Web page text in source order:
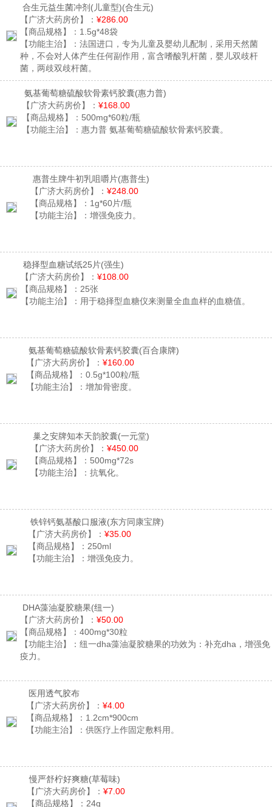
合生元益生菌冲剂(儿童型)(合生元)
【广济大药房价】： ¥286.00
【商品规格】： 1.5g*48袋
【功能主治】： 法国进口，专为儿童及婴幼儿配制，采用天然菌
种，不会对人体产生任何副作用，富含嗜酸乳杆菌，婴儿双歧杆
菌，两歧双歧杆菌。
氨基葡萄糖硫酸软骨素钙胶囊(惠力普)
【广济大药房价】： ¥168.00
【商品规格】： 500mg*60粒/瓶
【功能主治】： 惠力普 氨基葡萄糖硫酸软骨素钙胶囊。
惠普生牌牛初乳咀嚼片(惠普生)
【广济大药房价】： ¥248.00
【商品规格】： 1g*60片/瓶
【功能主治】： 增强免疫力。
稳择型血糖试纸25片(强生)
【广济大药房价】： ¥108.00
【商品规格】： 25张
【功能主治】： 用于稳择型血糖仪来测量全血血样的血糖值。
氨基葡萄糖硫酸软骨素钙胶囊(百合康牌)
【广济大药房价】： ¥160.00
【商品规格】： 0.5g*100粒/瓶
【功能主治】： 增加骨密度。
巢之安牌知本天韵胶囊(一元堂)
【广济大药房价】： ¥450.00
【商品规格】： 500mg*72s
【功能主治】： 抗氧化。
铁锌钙氨基酸口服液(东方同康宝牌)
【广济大药房价】： ¥35.00
【商品规格】： 250ml
【功能主治】： 增强免疫力。
DHA藻油凝胶糖果(纽一)
【广济大药房价】： ¥50.00
【商品规格】： 400mg*30粒
【功能主治】： 纽一dha藻油凝胶糖果的功效为：补充dha，增强免
疫力。
医用透气胶布
【广济大药房价】： ¥4.00
【商品规格】： 1.2cm*900cm
【功能主治】： 供医疗上作固定敷料用。
慢严舒柠好爽糖(草莓味)
【广济大药房价】： ¥7.00
【商品规格】： 24g